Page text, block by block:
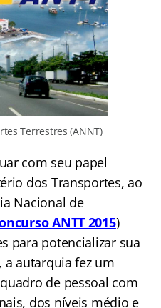
Terrestres (ANNT)
com seu papel
dos Transportes, ao
Nacional de
ANTT 2015)
para potencializar sua
a autarquia fez um
de pessoal com
dos níveis médio e